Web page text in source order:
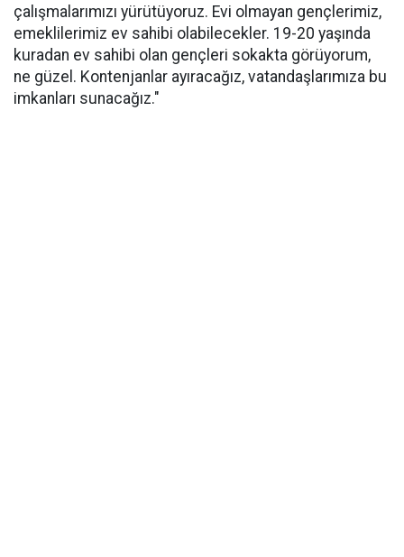
çalışmalarımızı yürütüyoruz. Evi olmayan gençlerimiz,
emeklilerimiz ev sahibi olabilecekler. 19-20 yaşında
kuradan ev sahibi olan gençleri sokakta görüyorum,
ne güzel. Kontenjanlar ayıracağız, vatandaşlarımıza bu
imkanları sunacağız."